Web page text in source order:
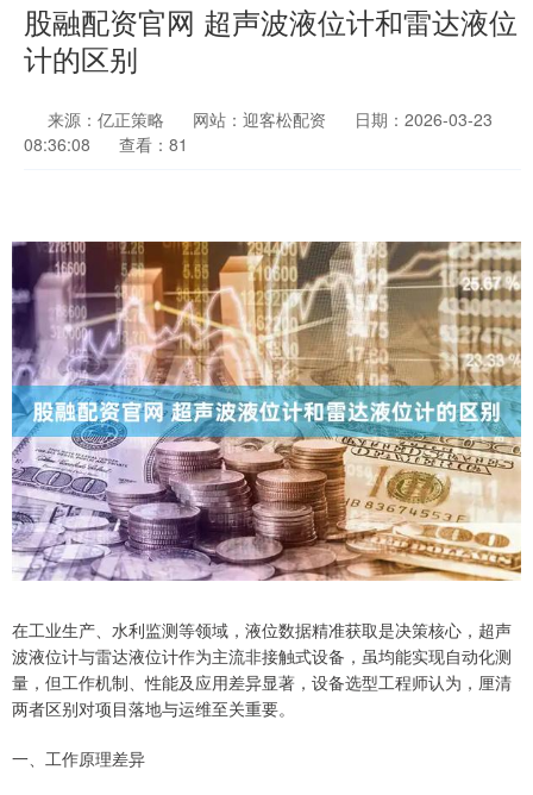
股融配资官网 超声波液位计和雷达液位
计的区别
来源：亿正策略 网站：迎客松配资
日期：2026-03-23
08:36:08
查看：81
在工业生产、水利监测等领域，液位数据精准获取是决策核心，超声
波液位计与雷达液位计作为主流非接触式设备，虽均能实现自动化测
量，但工作机制、性能及应用差异显著，设备选型工程师认为，厘清
两者区别对项目落地与运维至关重要。
一、工作原理差异